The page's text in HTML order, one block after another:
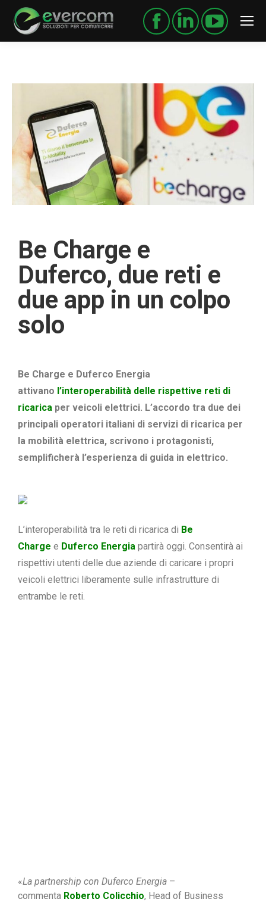
Be Charge e
Duferco, due reti e
due app in un colpo
solo
Be Charge e Duferco Energia
attivano l’interoperabilità delle rispettive reti di
ricarica per veicoli elettrici. L’accordo tra due dei
principali operatori italiani di servizi di ricarica per
la mobilità elettrica, scrivono i protagonisti,
semplificherà l’esperienza di guida in elettrico.
L’interoperabilità tra le reti di ricarica di Be
Charge e Duferco Energia partirà oggi. Consentirà ai
rispettivi utenti delle due aziende di caricare i propri
veicoli elettrici liberamente sulle infrastrutture di
entrambe le reti.
«La partnership con Duferco Energia –
commenta Roberto Colicchio, Head of Business